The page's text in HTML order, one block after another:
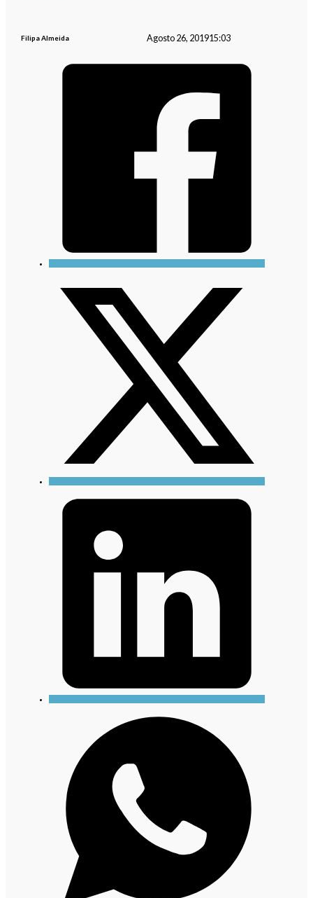
Filipa Almeida Agosto 26, 201915:03